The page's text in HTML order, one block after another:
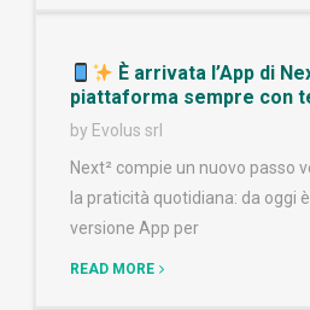
È arrivata l’App di
piattaforma sempre con
by Evolus srl
Next² compie un nuovo passo
la praticità quotidiana: da oggi
versione App per
READ MORE